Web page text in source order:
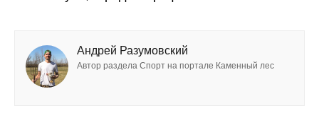
Андрей Разумовский
Автор раздела Спорт на портале Каменный лес